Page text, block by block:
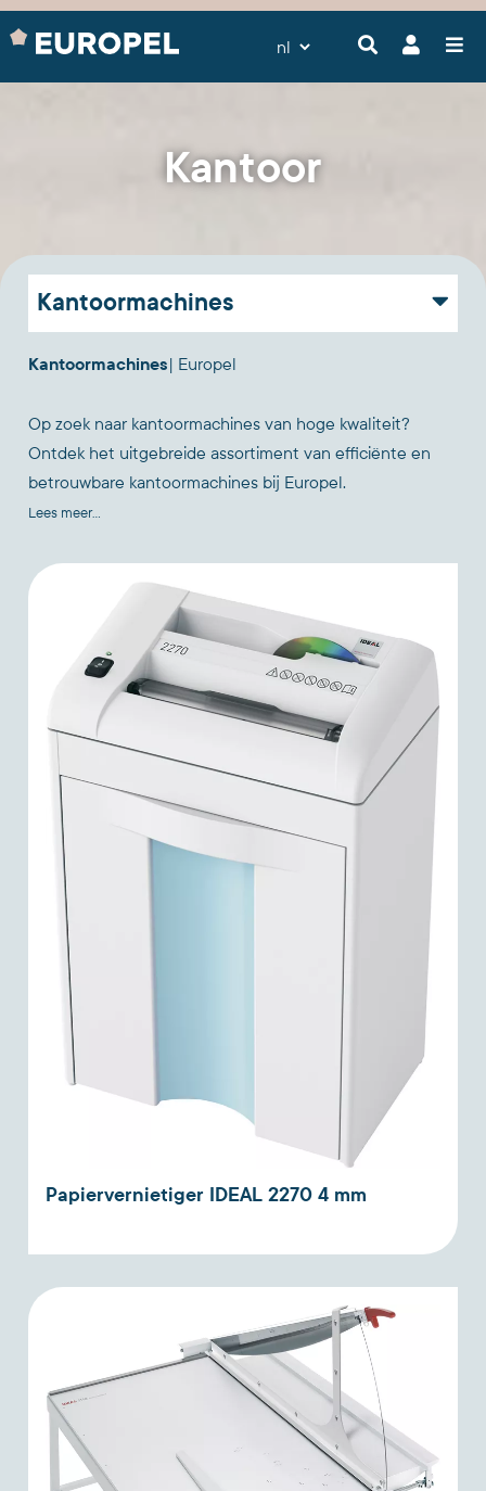
Kantoor
Kantoormachines
Kantoormachines| Europel
Op zoek naar kantoormachines van hoge kwaliteit?
Ontdek het uitgebreide assortiment van efficiënte en
betrouwbare kantoormachines bij Europel.
Lees meer...
Papiervernietiger IDEAL 2270 4 mm